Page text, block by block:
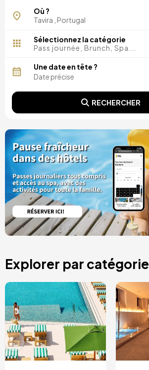
Où ?
Sélectionnez la catégorie
Pass journée, Brunch, Spa...
Une date en tête ?
RECHERCHER
Explorer par catégorie